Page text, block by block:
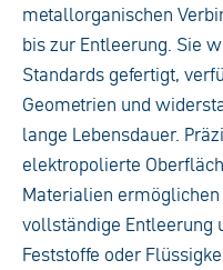
metallorganischen
bis zur Entleerung. Sie
Standards gefertigt,
Geometrien und
lange Lebensdauer.
elektropolierte
Materialien
vollständige Entleerung
Feststoffe oder